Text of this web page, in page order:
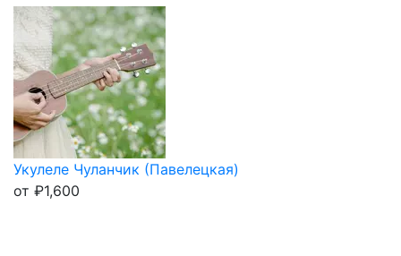
Укулеле Чуланчик (Павелецкая)
от ₽1,600